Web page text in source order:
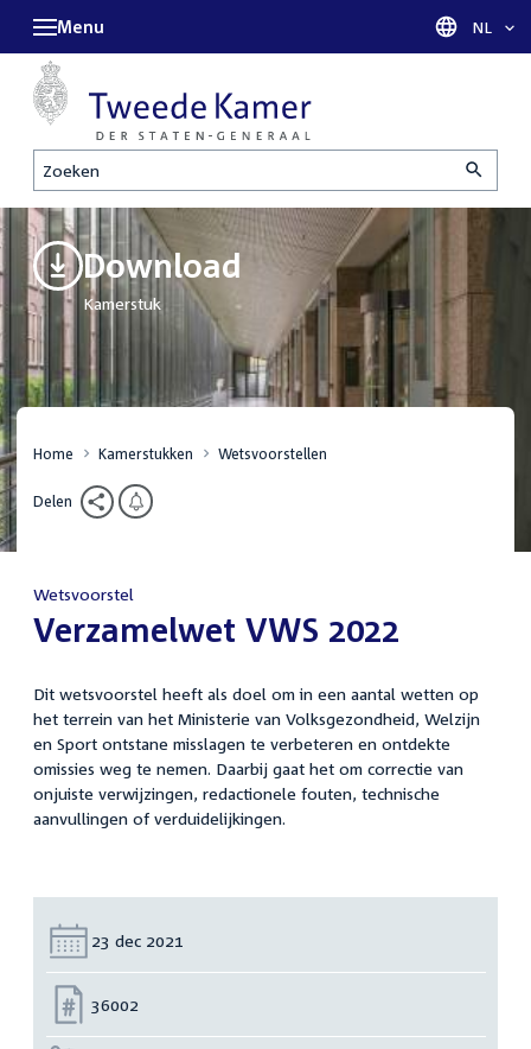
Zoeken
Menu Taal
NL
Download
Kamerstuk
Home Kamerstukken Wetsvoorstellen
Delen
Wetsvoorstel
:Verzamelwet VWS 2022
Dit wetsvoorstel heeft als doel om in een aantal wetten op
het terrein van het Ministerie van Volksgezondheid, Welzijn
en Sport ontstane misslagen te verbeteren en ontdekte
omissies weg te nemen. Daarbij gaat het om correctie van
onjuiste verwijzingen, redactionele fouten, technische
aanvullingen of verduidelijkingen.
Datum:
23 dec 2021
Nummer:
36002